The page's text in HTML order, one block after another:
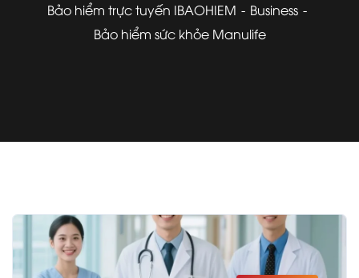
Bảo hiểm trực tuyến IBAOHIEM
Business
Bảo hiểm sức khỏe Manulife